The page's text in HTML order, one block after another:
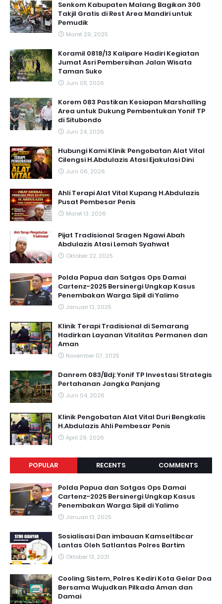
Senkom Kabupaten Malang Bagikan 300
Takjil Gratis di Rest Area Mandiri untuk
Pemudik
Maret 29, 2025
Koramil 0818/13 Kalipare Hadiri Kegiatan
Jumat Asri Pembersihan Jalan Wisata
Taman Suko
Juni 05, 2026
Korem 083 Pastikan Kesiapan Marshalling
Area untuk Dukung Pembentukan Yonif TP
di Situbondo
Juni 24, 2026
Hubungi Kami Klinik Pengobatan Alat Vital
Cilengsi H.Abdulazis Atasi Ejakulasi Dini
Juni 06, 2026
Ahli Terapi Alat Vital Kupang H.Abdulazis
Pusat Pembesar Penis
Maret 13, 2026
Pijat Tradisional Sragen Ngawi Abah
Abdulazis Atasi Lemah Syahwat
Oktober 22, 2025
Polda Papua dan Satgas Ops Damai
Cartenz-2025 Bersinergi Ungkap Kasus
Penembakan Warga Sipil di Yalimo
Januari 13, 2025
Klinik Terapi Tradisional di Semarang
Hadirkan Layanan Vitalitas Permanen dan
Aman
November 07, 2025
Danrem 083/Bdj: Yonif TP Investasi Strategis
Pertahanan Jangka Panjang
Juni 04, 2026
Klinik Pengobatan Alat Vital Duri Bengkalis
H.Abdulazis Ahli Pembesar Penis
April 29, 2026
POPULAR RECENTS COMMENTS
Polda Papua dan Satgas Ops Damai
Cartenz-2025 Bersinergi Ungkap Kasus
Penembakan Warga Sipil di Yalimo
Januari 13, 2025
Sosialisasi Dan imbauan Kamseltibcar
Lantas Oleh Satlantas Polres Bartim
Oktober 13, 2021
Cooling Sistem, Polres Kediri Kota Gelar Doa
Bersama Wujudkan Pilkada Aman dan
Damai